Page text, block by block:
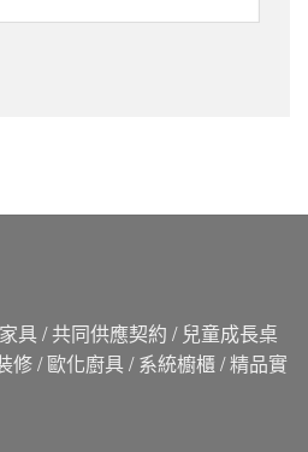
具 / 共同供應契約 / 兒童成長桌
修 / 歐化廚具 / 系統櫥櫃 / 精品實